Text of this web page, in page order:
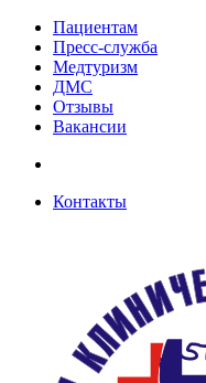
Пациентам
Пресс-служба
Медтуризм
ДМС
Отзывы
Вакансии
Контакты